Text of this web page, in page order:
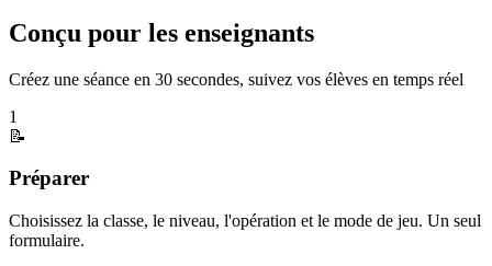
Conçu pour les enseignants
Créez une séance en 30 secondes, suivez vos élèves en temps réel
1
📝
Préparer
Choisissez la classe, le niveau, l'opération et le mode de jeu. Un seul
formulaire.